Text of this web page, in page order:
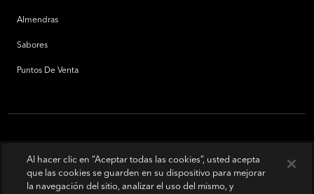
Almendras
Sabores
Puntos De Venta
Al hacer clic en “Aceptar todas las cookies”, usted acepta
que las cookies se guarden en su dispositivo para mejorar
la navegación del sitio, analizar el uso del mismo, y